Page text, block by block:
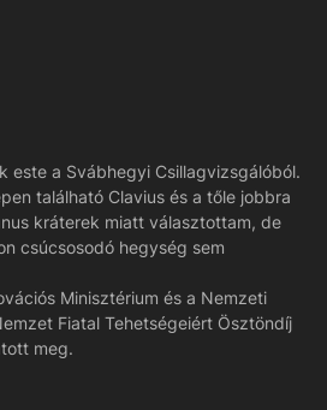
este a Svábhegyi Csillagvizsgálóból.
található Clavius és a tőle jobbra
kráterek miatt választottam, de
csúcsosodó hegység sem
Minisztérium és a Nemzeti
Fiatal Tehetségeiért Ösztöndíj
meg.